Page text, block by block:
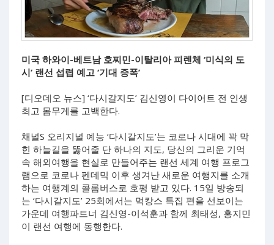
미국 하와이-베트남 호찌민-이탈리아 피렌체 ‘미식의 도
시’ 랜선 섭렵 예고 ‘기대 증폭’
[디오데오 뉴스] ‘다시갈지도’ 김신영이 다이어트 전 인생
최고 몸무게를 고백한다.
채널S 오리지널 예능 ‘다시갈지도’는 코로나 시대에 꽉 막
힌 하늘길을 뚫어줄 단 하나의 지도, 당신의 그리운 기억
속 해외여행을 현실로 만들어주는 랜선 세계 여행 프로그
램으로 코로나 펜데믹 이후 생겨난 새로운 여행지를 소개
하는 여행계의 콜롬버스로 호평 받고 있다. 15일 방송되
는 ‘다시갈지도’ 25회에서는 먹캉스 특집 편을 선보이는
가운데 여행파트너 김신영-이석훈과 함께 최태성, 홍지민
이 랜선 여행에 동행한다.